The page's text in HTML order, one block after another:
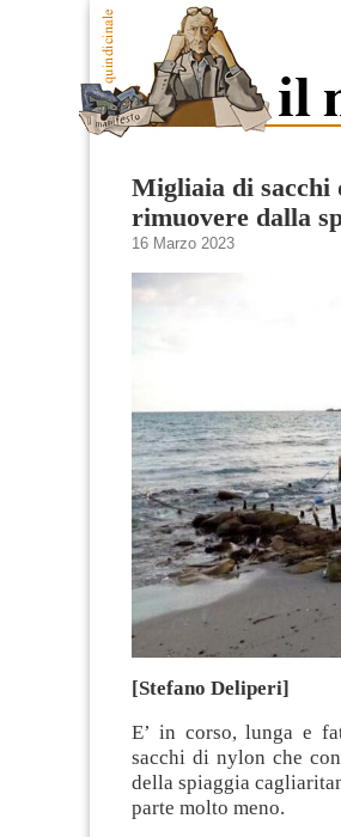
Migliaia di sacchi
rimuovere dalla
16 Marzo 2023
[Stefano Deliperi]
E’ in corso, lunga e
sacchi di nylon che
della spiaggia
parte molto meno.